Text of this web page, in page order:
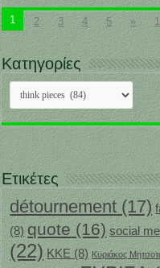
1 2 3 4 5 »
Κατηγορίες
Κατηγορίες
Ετικέτες
détournement(17)
(8) quote(16) social
(22) ΚΚΕ(8) Κυριάκος